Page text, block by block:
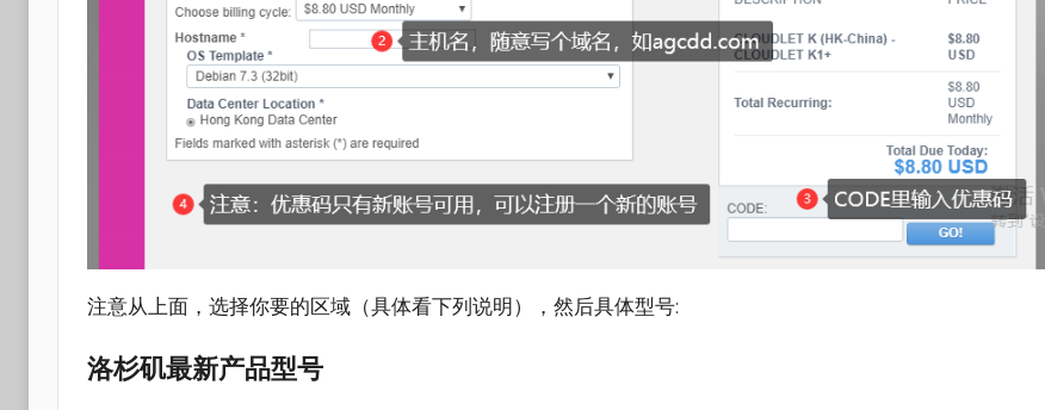
注意从上面，选择你要的区域（具体看下列说明），然后具体型号:
洛杉矶最新产品型号